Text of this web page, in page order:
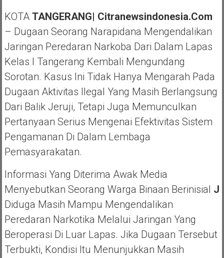
KOTA TANGERANG| Citranewsindonesia.com
– Dugaan Seorang Narapidana Mengendalikan
Jaringan Peredaran Narkoba Dari Dalam Lapas
Kelas I Tangerang Kembali Mengundang
Sorotan. Kasus Ini Tidak Hanya Mengarah Pada
Dugaan Aktivitas Ilegal Yang Masih Berlangsung
Dari Balik Jeruji, Tetapi Juga Memunculkan
Pertanyaan Serius Mengenai Efektivitas Sistem
Pengamanan Di Dalam Lembaga
Pemasyarakatan.
Informasi Yang Diterima Awak Media
Menyebutkan Seorang Warga Binaan Berinisial J
Diduga Masih Mampu Mengendalikan
Peredaran Narkotika Melalui Jaringan Yang
Beroperasi Di Luar Lapas. Jika Dugaan Tersebut
Terbukti, Kondisi Itu Menunjukkan Masih